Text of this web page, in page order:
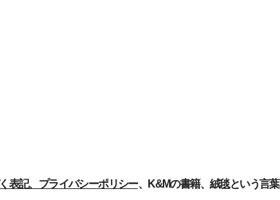
表記、 プライバシーポリシー、 K&Mの書籍​、絨毯という言